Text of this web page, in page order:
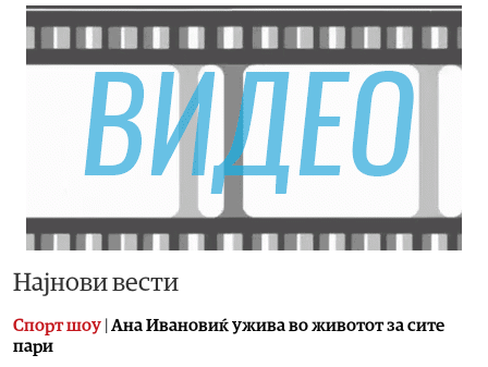
Најнови вести
Спорт шоу | Aна Ивановиќ ужива во животот за сите
пари